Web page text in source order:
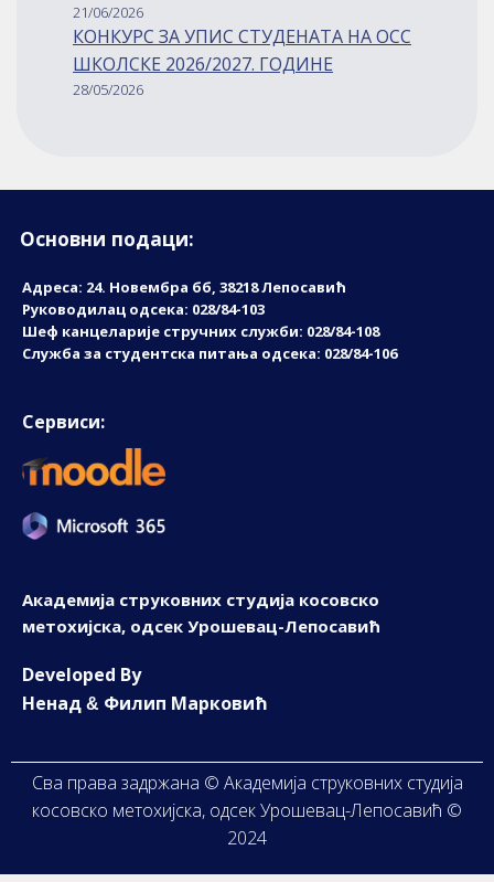
21/06/2026
КОНКУРС ЗА УПИС СТУДЕНАТА НА ОСС
ШКОЛСКЕ 2026/2027. ГОДИНЕ
28/05/2026
Основни подаци:
Адреса: 24. Новембрa бб, 38218 Лепосавић
Руководилац одсека: 028/84-103
Шеф канцеларије стручних служби: 028/84-108
Служба за студентска питања одсека: 028/84-106
Сервиси:
Академија струковних студија косовско
метохијска, одсек Урошевац-Лепосавић
Developed By
Ненад & Филип Марковић
Сва права задржана © Академија струковних студија
косовско метохијска, одсек Урошевац-Лепосавић ©
2024